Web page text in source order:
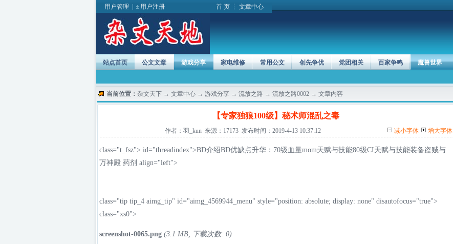
用户管理 用户注册 首 页┆ 文章中心
站点首页 公文文章 游戏分享 家电维修 常用公文 创先争优 党团相关 百家争鸣 魔兽世界
当前位置： 杂文天下→ 文章中心→ 游戏分享→ 流放之路→ 流放之路0002→ 文章内容
【专家独狼100级】秘术师混乱之毒
减小字体 增大字体
作者：羽_kun 来源：17173 发布时间：2019-4-13 10:37:12
class="t_fsz"> id="threadindex">BD介绍BD优缺点升华： 70级血量mom天赋与技能80级CI天赋与技能装备盗贼与
万神殿药剂 align="left">
class="tip tip_4 aimg_tip" id="aimg_4569944_menu" style="position: absolute; display: none" disautofocus="true">
class="xs0">
screenshot-0065.png (3.1 MB, 下载次数: 0)